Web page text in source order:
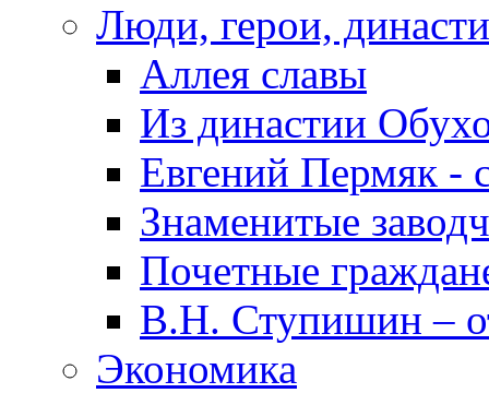
Люди, герои,
Аллея славы
Из династии
Евгений Пермяк -
Знаменитые
Почетные
В.Н. Ступишин –
Экономика